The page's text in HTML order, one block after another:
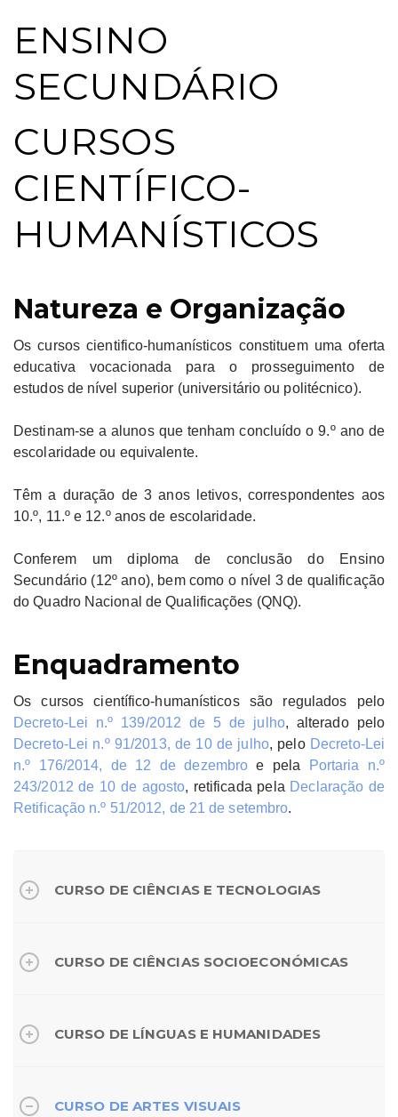
ENSINO
SECUNDÁRIO
CURSOS
CIENTÍFICO-
HUMANÍSTICOS
Natureza e Organização
Os cursos cientifico-humanísticos constituem uma oferta
educativa vocacionada para o prosseguimento de
estudos de nível superior (universitário ou politécnico).
Destinam-se a alunos que tenham concluído o 9.º ano de
escolaridade ou equivalente.
Têm a duração de 3 anos letivos, correspondentes aos
10.º, 11.º e 12.º anos de escolaridade.
Conferem um diploma de conclusão do Ensino
Secundário (12º ano), bem como o nível 3 de qualificação
do Quadro Nacional de Qualificações (QNQ).
Enquadramento
Os cursos científico-humanísticos são regulados pelo
Decreto-Lei n.º 139/2012 de 5 de julho, alterado pelo
Decreto-Lei n.º 91/2013, de 10 de julho, pelo Decreto-Lei
n.º 176/2014, de 12 de dezembro e pela
Portaria n.º
243/2012 de 10 de agosto, retificada pela Declaração de
Retificação n.º 51/2012, de 21 de setembro.
CURSO DE CIÊNCIAS E TECNOLOGIAS
CURSO DE CIÊNCIAS SOCIOECONÓMICAS
CURSO DE LÍNGUAS E HUMANIDADES
CURSO DE ARTES VISUAIS